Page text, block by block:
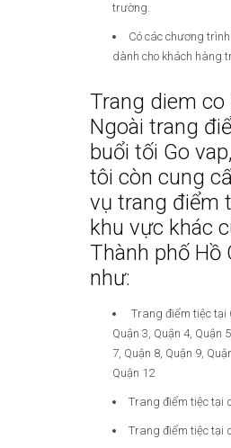
trường.
Có các chương
dành cho khách hàng
Trang diem co
Ngoài trang
buổi tối Go
tôi còn cung
vụ trang điểm
khu vực khác
Thành phố Hồ
như:
Trang điểm tiệc tại
Quận 3, Quận 4, Quận
7, Quận 8, Quận 9,
Quận 12
Trang điểm tiệc tại
Trang điểm tiệc tại